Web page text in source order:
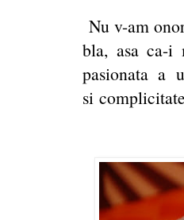
Nu v-am
bla, asa ca-
pasionata a
si